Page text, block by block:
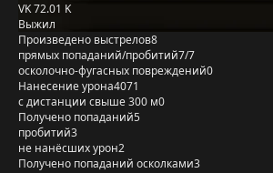
VK 72.01 K
Выжил
Произведено выстрелов8
прямых попаданий/пробитий7/7
осколочно-фугасных повреждений0
Нанесение урона4071
с дистанции свыше 300 м0
Получено попаданий5
пробитий3
не нанёсших урон2
Получено попаданий осколками3